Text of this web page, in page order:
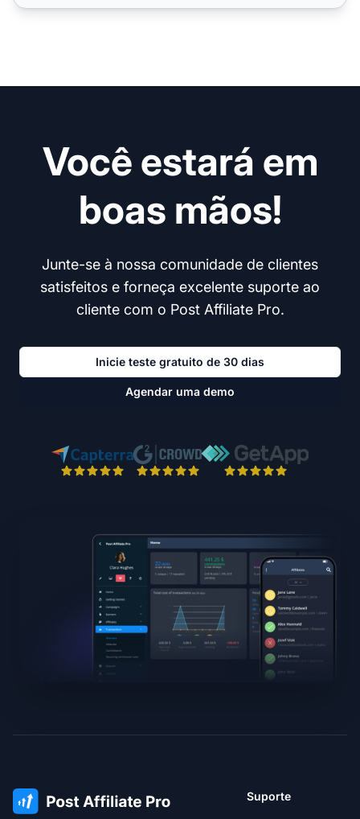
Você estará em
boas mãos!
Junte-se à nossa comunidade de clientes
satisfeitos e forneça excelente suporte ao
cliente com o Post Affiliate Pro.
Inicie teste gratuito de 30 dias
Agendar uma demo
Suporte